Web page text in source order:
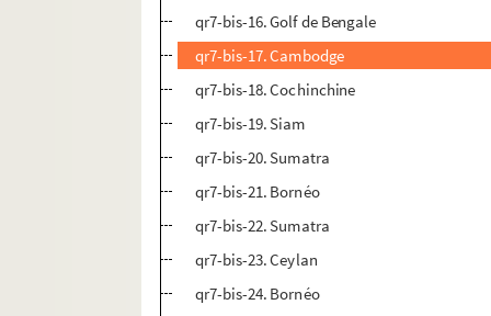
qr7-bis-16. Golf de Bengale
qr7-bis-17. Cambodge
qr7-bis-18. Cochinchine
qr7-bis-19. Siam
qr7-bis-20. Sumatra
qr7-bis-21. Bornéo
qr7-bis-22. Sumatra
qr7-bis-23. Ceylan
qr7-bis-24. Bornéo